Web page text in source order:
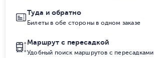
Туда и обратно
Билеты в обе стороны в одном заказе
Маршрут с пересадкой
Удобный поиск маршрутов с пересадками